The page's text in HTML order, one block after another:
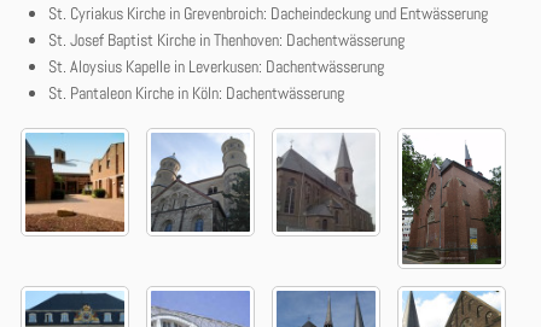
St. Cyriakus Kirche in Grevenbroich: Dacheindeckung und Entwässerung
St. Josef Baptist Kirche in Thenhoven: Dachentwässerung
St. Aloysius Kapelle in Leverkusen: Dachentwässerung
St. Pantaleon Kirche in Köln: Dachentwässerung